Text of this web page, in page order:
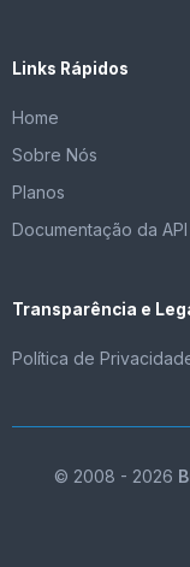
Links Rápidos
Home
Sobre Nós
Planos
Documentação da API
Transparência e
Política de
© 2008 - 2026